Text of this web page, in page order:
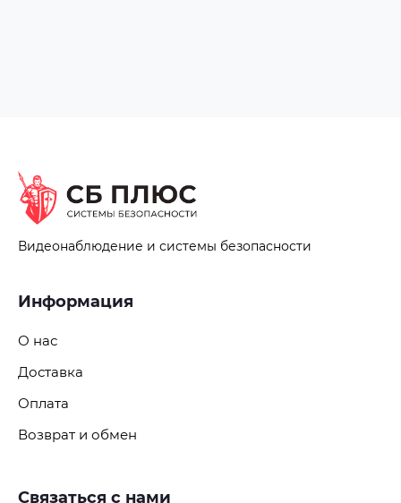
Видеонаблюдение и системы безопасности
Информация
О нас
Доставка
Оплата
Возврат и обмен
Связаться с нами